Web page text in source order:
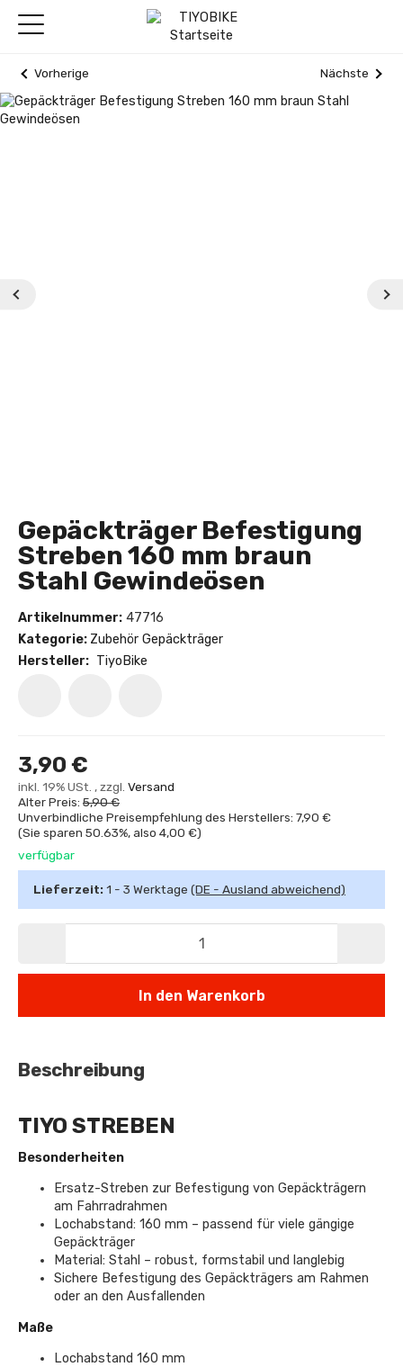
Vorherige Nächste
Gepäckträger Befestigung
Streben 160 mm braun
Stahl Gewindeösen
Artikelnummer: 47716
Kategorie: Zubehör Gepäckträger
Hersteller: TiyoBike
3,90 €
inkl. 19% USt. , zzgl. Versand
Alter Preis: 5,90 €
Unverbindliche Preisempfehlung des Herstellers: 7,90 €
(Sie sparen 50.63%, also 4,00 €)
verfügbar
Lieferzeit: 1 - 3 Werktage (DE - Ausland abweichend)
In den Warenkorb
Beschreibung
TIYO STREBEN
Besonderheiten
Ersatz-Streben zur Befestigung von Gepäckträgern
am Fahrradrahmen
Lochabstand: 160 mm – passend für viele gängige
Gepäckträger
Material: Stahl – robust, formstabil und langlebig
Sichere Befestigung des Gepäckträgers am Rahmen
oder an den Ausfallenden
Maße
Lochabstand 160 mm